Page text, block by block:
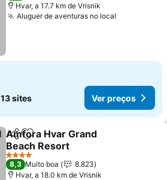
Hvar, a 17.7 km de Vrisnik
Aluguer de aventuras no local
13 sites Ver preços
PartilharAdicionar aos favoritos
Amfora Hvar Grand
Beach Resort
Ver preços
4 Estrelas
8,3 Muito boa
8.823
Hvar, a 18.0 km de Vrisnik